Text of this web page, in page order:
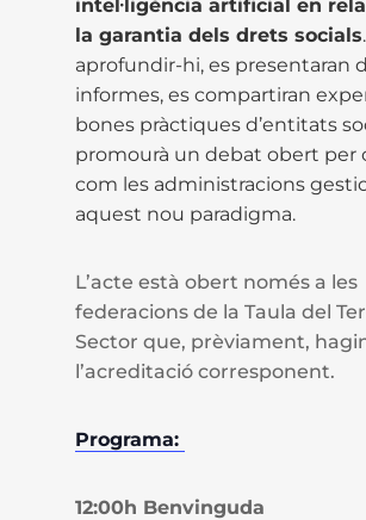
intel·ligència artificial en
la garantia dels drets socials
aprofundir-hi, es presentaran
informes, es compartiran
bones pràctiques d’entitats
promourà un debat obert per
com les administracions
aquest nou paradigma.
L’acte està obert només a les
federacions de la Taula del
Sector que, prèviament,
l’acreditació corresponent.
Programa:
12:00h Benvinguda